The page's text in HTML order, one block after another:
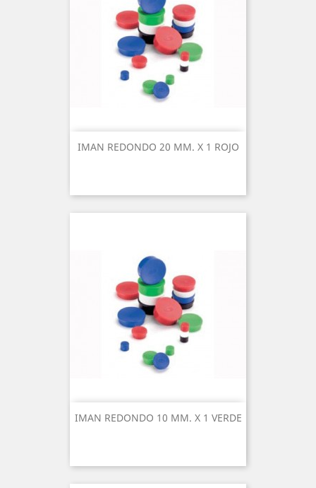
IMAN REDONDO 20 MM. X 1 ROJO
IMAN REDONDO 10 MM. X 1 VERDE